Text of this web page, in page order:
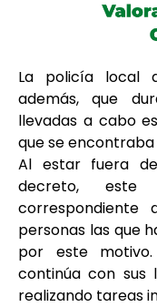
La policía local
además, que
llevadas a cabo
que se
Al estar fuera
decreto,
correspondiente
personas las que
por este
continúa con sus
realizando tareas